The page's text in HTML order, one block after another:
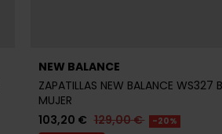
NEW BALANCE
ZAPATILLAS NEW BALANCE WS327
MUJER
103,20 € 129,00 € -20%